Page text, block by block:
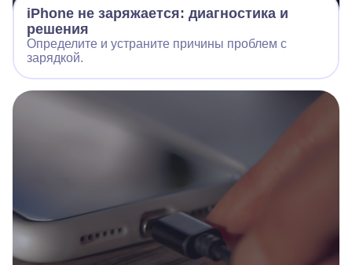
iPhone не заряжается: диагностика и
решения
Определите и устраните причины проблем с
зарядкой.